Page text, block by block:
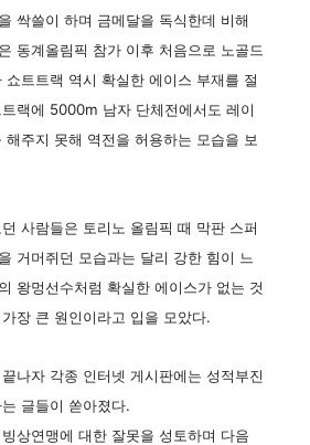
싹쓸이 하며 금메달을 독식한데 비해
동계올림픽 참가 이후 처음으로 노골드
쇼트트랙 역시 확실한 에이스 부재를 절
랙에 5000m 남자 단체전에서도 레이
해주지 못해 역전을 허용하는 모습을 보
사람들은 토리노 올림픽 때 막판 스퍼
거머쥐던 모습과는 달리 강한 힘이 느
왕멍선수처럼 확실한 에이스가 없는 것
장 큰 원인이라고 입을 모았다.
나자 각종 인터넷 게시판에는 성적부진
글들이 쏟아졌다.
상연맹에 대한 잘못을 성토하며 다음